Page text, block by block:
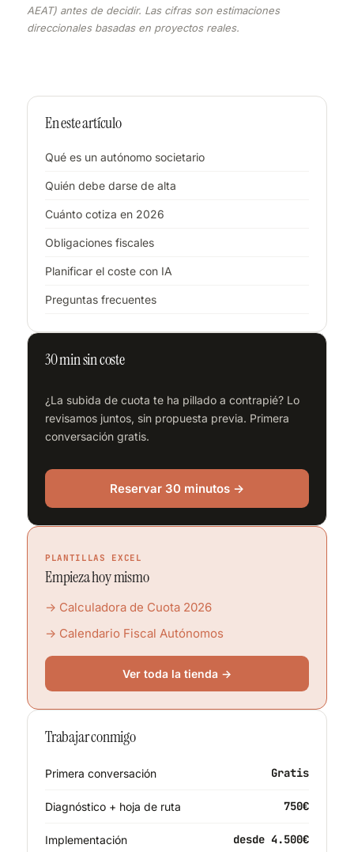
AEAT) antes de decidir. Las cifras son estimaciones
direccionales basadas en proyectos reales.
En este artículo
Qué es un autónomo societario
Quién debe darse de alta
Cuánto cotiza en 2026
Obligaciones fiscales
Planificar el coste con IA
Preguntas frecuentes
30 min sin coste
¿La subida de cuota te ha pillado a contrapié? Lo
revisamos juntos, sin propuesta previa. Primera
conversación gratis.
Reservar 30 minutos →
PLANTILLAS EXCEL
Empieza hoy mismo
→ Calculadora de Cuota 2026
→ Calendario Fiscal Autónomos
Ver toda la tienda →
Trabajar conmigo
Primera conversación Gratis
Diagnóstico + hoja de ruta 750€
Implementación desde 4.500€